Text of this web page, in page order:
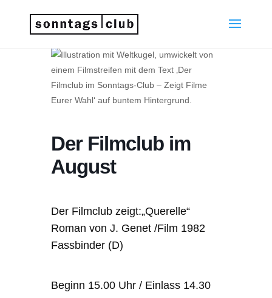
Der Filmclub im
August
Der Filmclub zeigt:„Querelle“
Roman von J. Genet /Film 1982
Fassbinder (D)
Beginn 15.00 Uhr / Einlass 14.30